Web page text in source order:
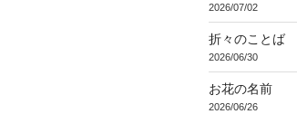
2026/07/02
折々のことば
2026/06/30
お花の名前
2026/06/26